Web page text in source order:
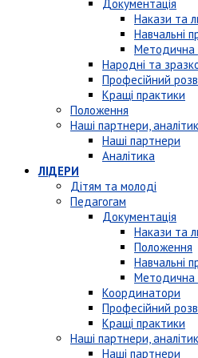
Документація
Накази та
Навчальні
Методична
Народні та
Професійний
Кращі практики
Положення
Наші партнери,
Наші партнери
Аналітика
ЛІДЕРИ
Дітям та молоді
Педагогам
Документація
Накази та
Положення
Навчальні
Методична
Координатори
Професійний
Кращі практики
Наші партнери,
Наші партнери